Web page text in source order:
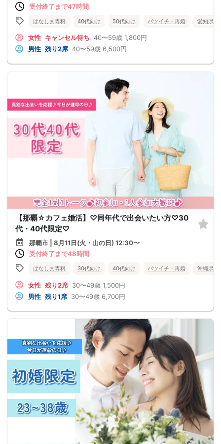
受付終了まで47時間
はなしま専科 40代向け 50代向け バツイチ・再婚 愛知県
女性 キャンセル待ち 40〜59歳 1,800円
男性 残り2席 40〜59歳 6,500円
【那覇☆カフェ婚活】♡同年代で出会いたい方♡30
代・40代限定♡
那覇市 | 8月11日(火・山の日) 12:30〜
受付終了まで48時間
はなしま専科 30代向け 40代向け バツイチ・再婚 沖縄県
女性 残り2席 30〜49歳 1,500円
男性 残り1席 30〜49歳 6,700円